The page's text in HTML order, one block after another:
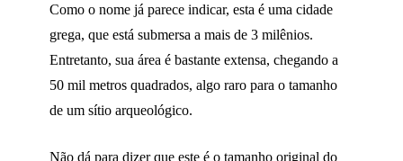
Como o nome já parece indicar, esta é uma cidade
grega, que está submersa a mais de 3 milênios.
Entretanto, sua área é bastante extensa, chegando a
50 mil metros quadrados, algo raro para o tamanho
de um sítio arqueológico.
Não dá para dizer que este é o tamanho original do